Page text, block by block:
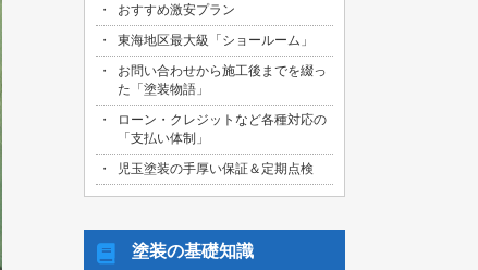
2026/08/01
名古屋市天白区のお客様より、屋根外壁
その他塗装、ベランダ防水工事の御見積
依頼を頂きました！
2026/07/31
名古屋市東区のお客様より、原状回復工
事の御見積依頼を頂きました！
2026/07/31
2026/07/31
おすすめ激安プラン
東海地区最大級「ショールーム」
お問い合わせから施工後までを綴っ
た「塗装物語」
ローン・クレジットなど各種対応の
「支払い体制」
児玉塗装の手厚い保証＆定期点検
塗装の基礎知識